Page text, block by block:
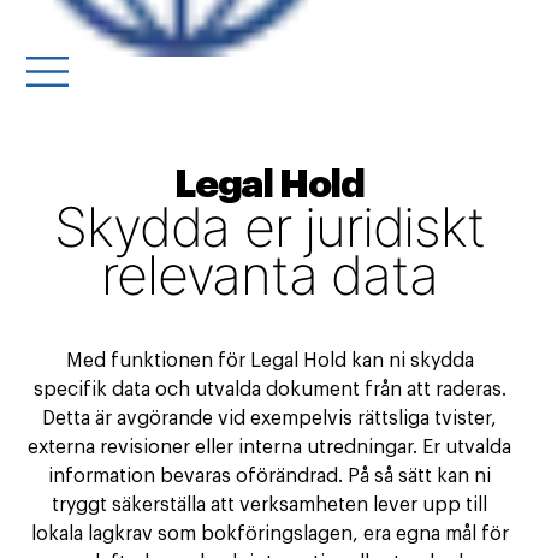
Legal Hold
Skydda er juridiskt
relevanta data
Med funktionen för Legal Hold kan ni skydda
specifik data och utvalda dokument från att raderas.
Detta är avgörande vid exempelvis rättsliga tvister,
externa revisioner eller interna utredningar. Er utvalda
information bevaras oförändrad. På så sätt kan ni
tryggt säkerställa att verksamheten lever upp till
lokala lagkrav som bokföringslagen, era egna mål för